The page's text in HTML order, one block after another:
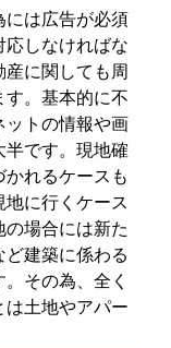
は広告が必須
しなければな
に関しても周
。基本的に不
トの情報や画
です。現地確
れるケースも
に行くケース
場合には新た
建築に係わる
その為、全く
土地やアパー